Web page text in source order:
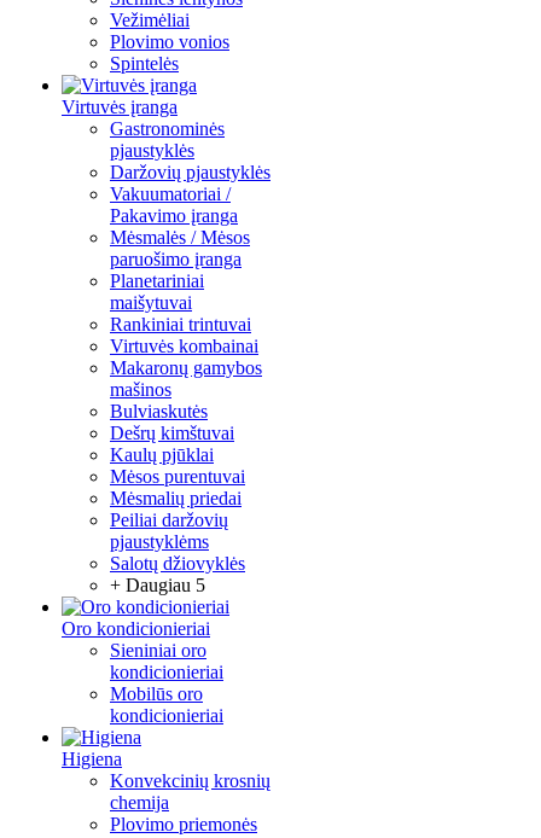
Vežimėliai
Plovimo vonios
Spintelės
Virtuvės įranga
Gastronominės
pjaustyklės
Daržovių pjaustyklės
Vakuumatoriai /
Pakavimo įranga
Mėsmalės / Mėsos
paruošimo įranga
Planetariniai
maišytuvai
Rankiniai trintuvai
Virtuvės kombainai
Makaronų gamybos
mašinos
Bulviaskutės
Dešrų kimštuvai
Kaulų pjūklai
Mėsos purentuvai
Mėsmalių priedai
Peiliai daržovių
pjaustyklėms
Salotų džiovyklės
+ Daugiau 5
Oro kondicionieriai
Sieniniai oro
kondicionieriai
Mobilūs oro
kondicionieriai
Higiena
Konvekcinių krosnių
chemija
Plovimo priemonės